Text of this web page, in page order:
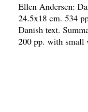
Ellen Andersen:
24.5x18 cm. 534
Danish text.
200 pp. with